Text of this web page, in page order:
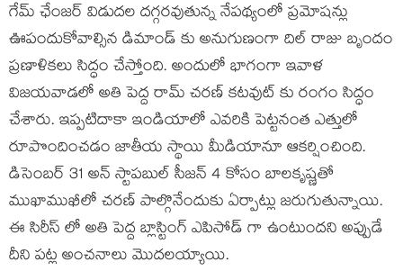
గేమ్ ఛేంజర్ విడుదల దగ్గరవుతున్న నేపథ్యంలో ప్రమోషన్లు
ఊపందుకోవాల్సిన డిమాండ్ కు అనుగుణంగా దిల్ రాజు బృందం
ప్రణాళికలు సిద్ధం చేస్తోంది. అందులో భాగంగా ఇవాళ
విజయవాడలో అతి పెద్ద రామ్ చరణ్ కటవుట్ కు రంగం సిద్ధం
చేశారు. ఇప్పటిదాకా ఇండియాలో ఎవరికి పెట్టనంత ఎత్తులో
రూపొందించడం జాతీయ స్థాయి మీడియానూ ఆకర్షించింది.
డిసెంబర్ 31 అన్ స్టాపబుల్ సీజన్ 4 కోసం బాలకృష్ణతో
ముఖాముఖీలో చరణ్ పాల్గొనేందుకు ఏర్పాట్లు జరుగుతున్నాయి.
ఈ సిరీస్ లో అతి పెద్ద బ్లాస్టింగ్ ఎపిసోడ్ గా ఉంటుందని అప్పుడే
దీని పట్ల అంచనాలు మొదలయ్యాయి.